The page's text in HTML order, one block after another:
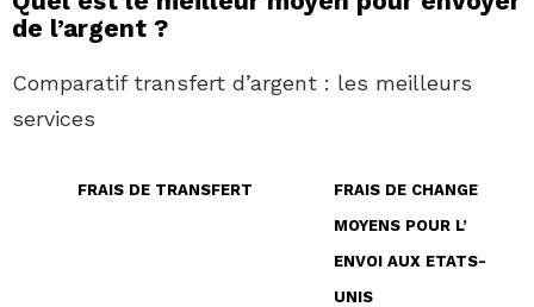
de l’argent ?
Comparatif transfert d’argent : les meilleurs
services
FRAIS DE TRANSFERT
FRAIS DE CHANGE
MOYENS POUR L’
ENVOI AUX ETATS-
UNIS